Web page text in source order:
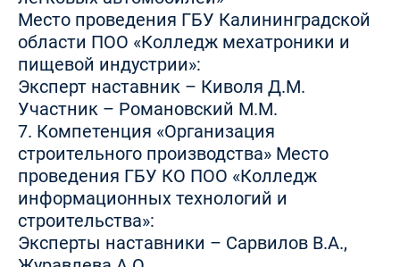
Место проведения ГБУ Калининградской
области ПОО «Колледж мехатроники и
пищевой индустрии»:
Эксперт наставник – Киволя Д.М.
Участник – Романовский М.М.
7. Компетенция «Организация
строительного производства» Место
проведения ГБУ КО ПОО «Колледж
информационных технологий и
строительства»:
Эксперты наставники – Сарвилов В.А.,